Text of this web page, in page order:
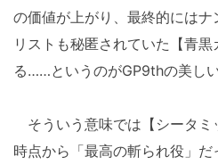
の価値が上がり、最終的には
リストも秘匿されていた【青
る……というのがGP9thの美しい
そういう意味では【シータミ
時点から「最高の斬られ役」だ